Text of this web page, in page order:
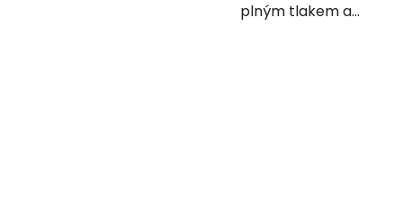
plným tlakem a...